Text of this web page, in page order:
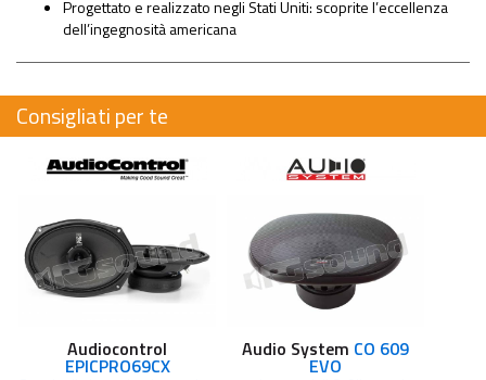
Progettato e realizzato negli Stati Uniti: scoprite l’eccellenza
dell’ingegnosità americana
Consigliati per te
Audiocontrol
EPICPRO69CX
Audio System CO 609
EVO